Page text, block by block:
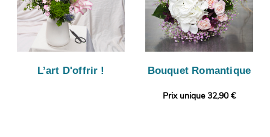
L’art D'offrir ! Bouquet Romantique
Prix unique 32,90 €